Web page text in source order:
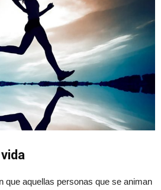
que aquellas personas que se animan